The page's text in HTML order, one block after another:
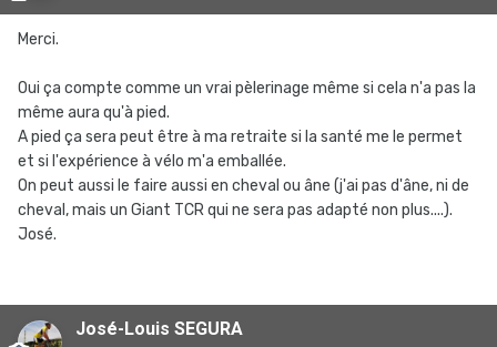
Merci.
Oui ça compte comme un vrai pèlerinage même si cela n'a pas la
même aura qu'à pied.
A pied ça sera peut être à ma retraite si la santé me le permet
et si l'expérience à vélo m'a emballée.
On peut aussi le faire aussi en cheval ou âne (j'ai pas d'âne, ni de
cheval, mais un Giant TCR qui ne sera pas adapté non plus....).
José.
José-Louis SEGURA